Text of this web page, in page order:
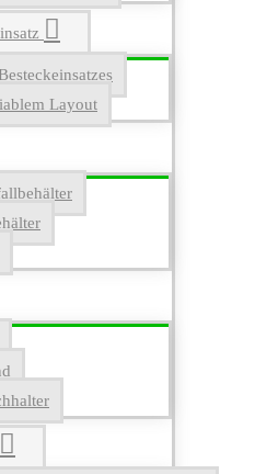
Layout